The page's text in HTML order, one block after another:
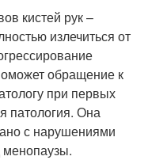
кистей рук –
излечиться от
обращение к
при первых
патология. Она
с нарушениями